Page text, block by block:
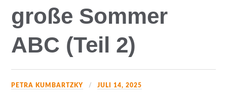
große Sommer
ABC (Teil 2)
PETRA KUMBARTZKY JULI 14, 2025